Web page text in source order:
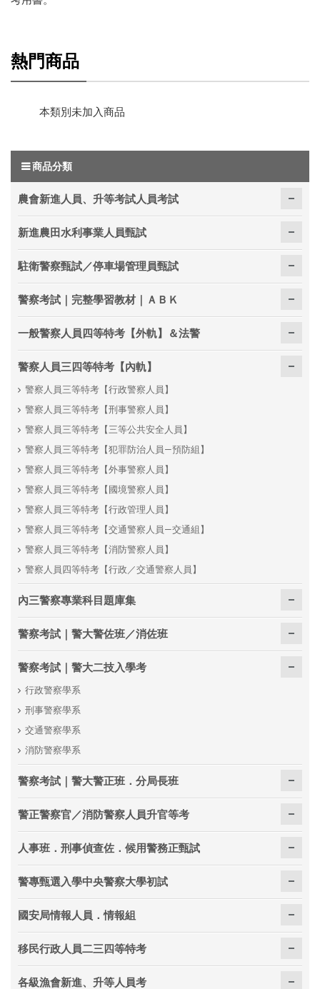
熱門商品
本類別未加入商品
商品分類
農會新進人員、升等考試人員考試
新進農田水利事業人員甄試
駐衛警察甄試／停車場管理員甄試
警察考試｜完整學習教材｜ＡＢＫ
一般警察人員四等特考【外軌】＆法警
警察人員三四等特考【內軌】
警察人員三等特考【行政警察人員】
警察人員三等特考【刑事警察人員】
警察人員三等特考【三等公共安全人員】
警察人員三等特考【犯罪防治人員—預防組】
警察人員三等特考【外事警察人員】
警察人員三等特考【國境警察人員】
警察人員三等特考【行政管理人員】
警察人員三等特考【交通警察人員—交通組】
警察人員三等特考【消防警察人員】
警察人員四等特考【行政／交通警察人員】
內三警察專業科目題庫集
警察考試｜警大警佐班／消佐班
警察考試｜警大二技入學考
行政警察學系
刑事警察學系
交通警察學系
消防警察學系
警察考試｜警大警正班．分局長班
警正警察官／消防警察人員升官等考
人事班．刑事偵查佐．候用警務正甄試
警專甄選入學中央警察大學初試
國安局情報人員．情報組
移民行政人員二三四等特考
各級漁會新進、升等人員考